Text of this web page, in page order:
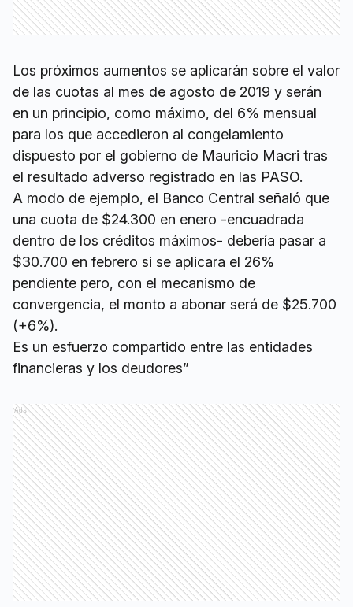
Los próximos aumentos se aplicarán sobre el valor
de las cuotas al mes de agosto de 2019 y serán
en un principio, como máximo, del 6% mensual
para los que accedieron al congelamiento
dispuesto por el gobierno de Mauricio Macri tras
el resultado adverso registrado en las PASO.
A modo de ejemplo, el Banco Central señaló que
una cuota de $24.300 en enero -encuadrada
dentro de los créditos máximos- debería pasar a
$30.700 en febrero si se aplicara el 26%
pendiente pero, con el mecanismo de
convergencia, el monto a abonar será de $25.700
(+6%).
Es un esfuerzo compartido entre las entidades
financieras y los deudores”
Ads